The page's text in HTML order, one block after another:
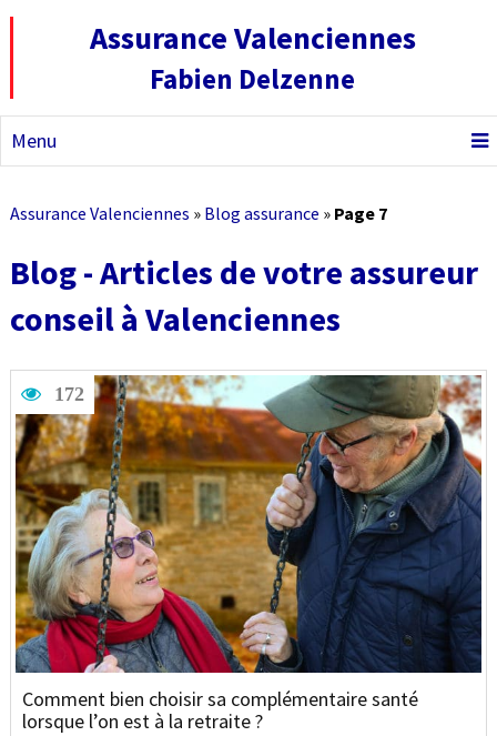
Assurance Valenciennes
Fabien Delzenne
Menu
Assurance Valenciennes » Blog assurance » Page 7
Blog - Articles de votre assureur
conseil à Valenciennes
172
Comment bien choisir sa complémentaire santé
lorsque l’on est à la retraite ?